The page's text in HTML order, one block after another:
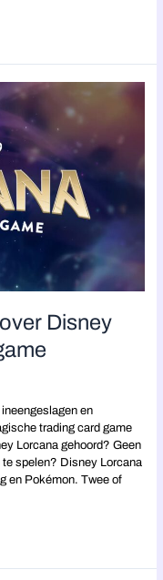
Disney
en
trading card game
Lorcana gehoord? Geen
te spelen? Disney Lorcana
en Pokémon. Twee of